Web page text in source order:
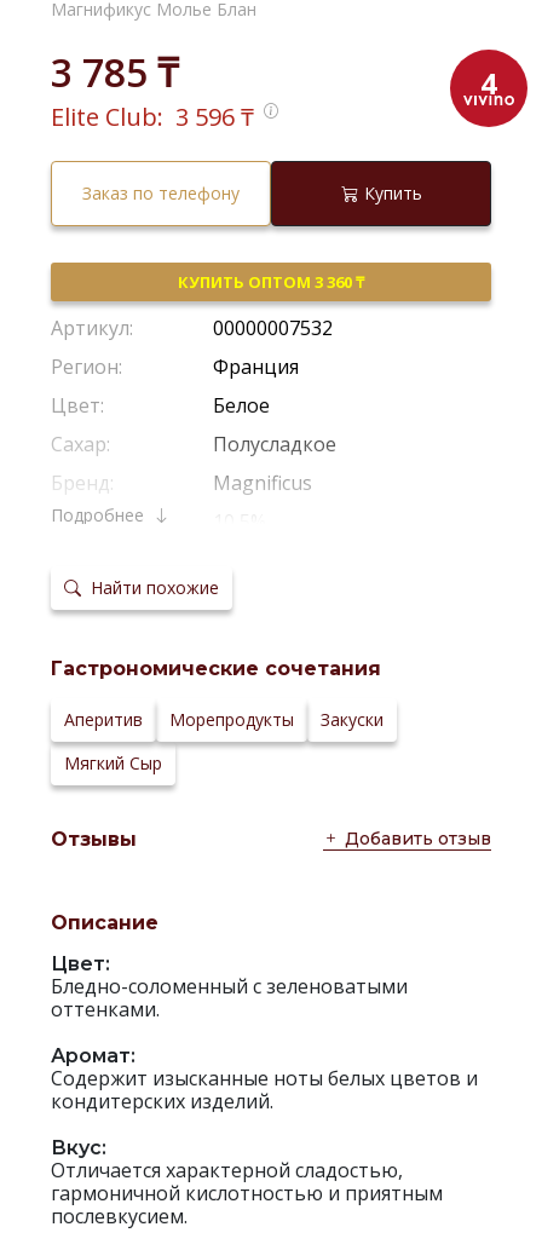
Магнификус Молье Блан
3 785 ₸ 4
Elite Club: 3 596₸
Заказ по телефону Купить
КУПИТЬ ОПТОМ 3 360 ₸
Артикул:
00000007532
Регион:
Франция
Цвет:
Белое
Сахар:
Полусладкое
Бренд:
Magnificus
Крепость:
Виноград:
Уни Блан
хранения:
Температура
10-12 *С
Сайт
производителя:
Подробнее
Найти похожие
Гастрономические сочетания
Аперитив Морепродукты
Закуски
Мягкий Сыр
Отзывы Добавить отзыв
Описание
Цвет:
Бледно-соломенный с зеленоватыми
оттенками.
Аромат:
Содержит изысканные ноты белых цветов и
кондитерских изделий.
Вкус:
Отличается характерной сладостью,
гармоничной кислотностью и приятным
послевкусием.